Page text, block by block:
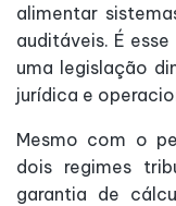
alimentar
auditáveis. É
uma legislação
jurídica e
Mesmo com o
dois regimes
garantia de